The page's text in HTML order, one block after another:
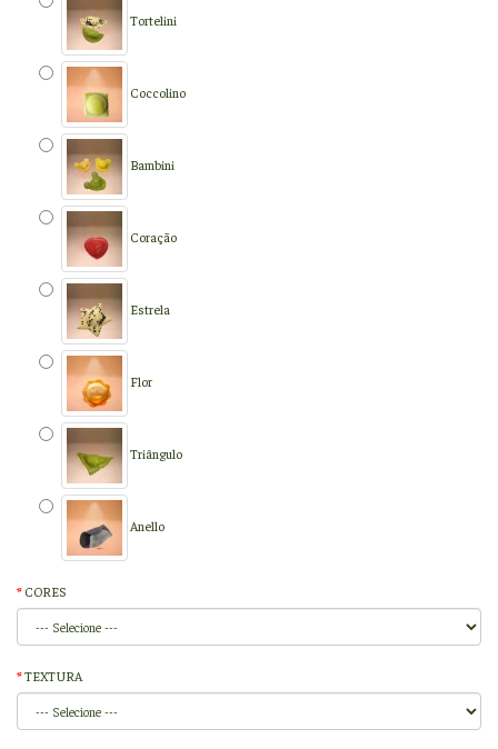
Tortelini
Coccolino
Bambini
Coração
Estrela
Flor
Triângulo
Anello
CORES
TEXTURA